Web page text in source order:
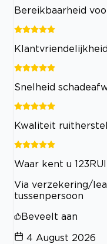
Bereikbaarheid
Klantvriendelijkheid
Snelheid
Kwaliteit ruitherstel
Waar kent u
Via verzekering/
tussenpersoon
Beveelt aan
4 August 2026